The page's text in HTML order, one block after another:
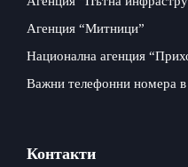
Агенция “Митници”
Национална агенция
Важни телефонни номера
Контакти